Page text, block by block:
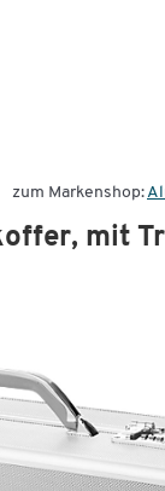
zum Markenshop:
mit